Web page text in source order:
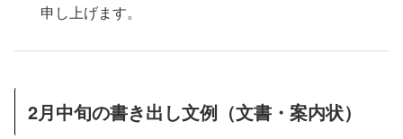
申し上げます。
2月中旬の書き出し文例（文書・案内状）